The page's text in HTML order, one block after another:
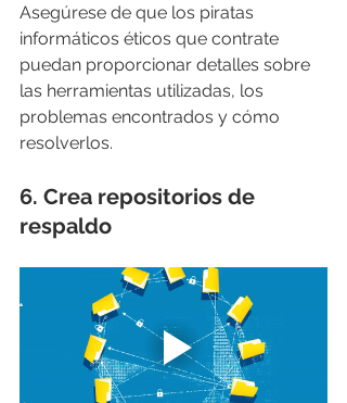
Asegúrese de que los piratas
informáticos éticos que contrate
puedan proporcionar detalles sobre
las herramientas utilizadas, los
problemas encontrados y cómo
resolverlos.
6. Crea repositorios de
respaldo